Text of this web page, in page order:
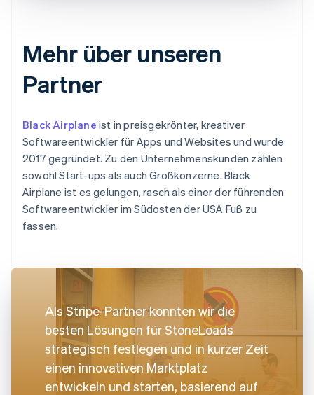
Mehr über unseren
Partner
Black Airplane ist in preisgekrönter, kreativer
Softwareentwickler für Apps und Websites und wurde
2017 gegründet. Zu den Unternehmenskunden zählen
sowohl Start-ups als auch Großkonzerne. Black
Airplane ist es gelungen, rasch als einer der führenden
Softwareentwickler im Südosten der USA Fuß zu
fassen.
Als Stripe-Partner konnten wir die
besten Lösungen für StoneLoads
strategisch festlegen und in kurzer Zeit
einen innovativen Marktplatz
entwickeln und starten, basierend auf